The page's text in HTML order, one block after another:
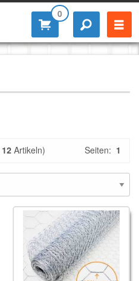
0
12 Artikeln) Seiten: 1